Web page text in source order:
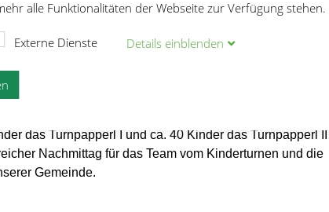
alle Funktionalitäten der Webseite zur Verfügung stehen.
Externe Dienste Details einblenden
aber glücklichen Kinder, die ihre Auszeichnungen
nutzten diese Möglichkeit, um Neuigkeiten
während ihre Kinder in der Halle aktiv waren.
das Turnpapperl I und ca. 40 Kinder das Turnpapperl II
Nachmittag für das Team vom Kinderturnen und die
Gemeinde.